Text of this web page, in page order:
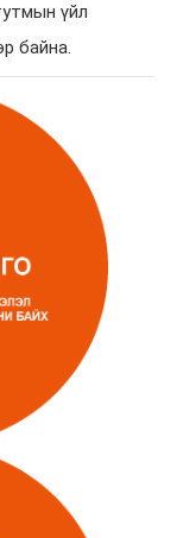
үйл
байна.